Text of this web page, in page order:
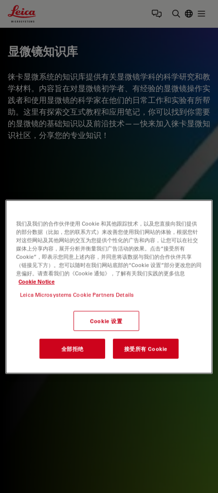
Leica Microsystems Logo
显微镜知识库
徕卡显微系统的知识库提供有关显微镜学科的科学研究和教
学材料。内容旨在对显微镜初学者、有经验的显微镜操作实
践者和使用显微镜的科学家在他们的日常工作和实验有所帮
助。这里有探索交互式教程和应用笔记，你可以找到你需要
的显微镜的基础知识以及前沿技术——快来加入徕卡显微知
识社区，分享您的专业知识！
我们及我们的合作伙伴使用 Cookie 和其他跟踪技术，以及您直接向我们提供
的部分数据（比如，您的联系方式）来改善您使用我们网站的体验，根据您针
对这些网站及其他网站的交互为您提供个性化的广告和内容，让您可以在社交
媒体上分享内容，展开分析并衡量我们广告活动的效果。点击“接受所有
Cookie”，即表示您同意上述内容，并同意将该数据与我们的合作伙伴共享
（链接见下方）。您可以随时在我们网站底部的“Cookie 设置”部分更改您的同
意偏好。请查看我们的《Cookie 通知》，了解有关我们实践的更多信息
Cookie Notice
Leica Microsystems Cookie Partners Details
Cookie 设置
全部拒绝 接受所有 Cookie